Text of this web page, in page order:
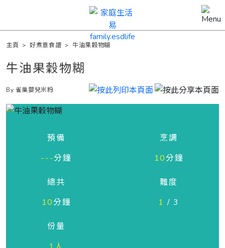
主頁 >好煮意食譜 > 牛油果穀物糊
牛油果穀物糊
By 雀巢嬰兒米粉
預備
---分鐘
烹調
10分鐘
總共
10分鐘
難度
1 / 3
份量